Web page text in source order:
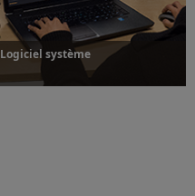
Logiciel système